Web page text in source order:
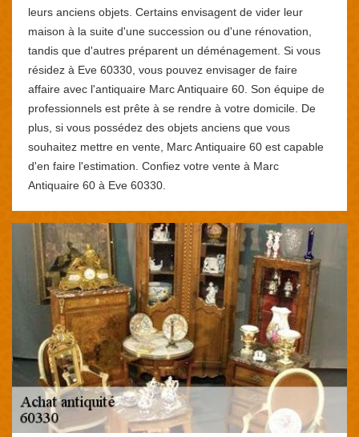
leurs anciens objets. Certains envisagent de vider leur
maison à la suite d'une succession ou d'une rénovation,
tandis que d'autres préparent un déménagement. Si vous
résidez à Eve 60330, vous pouvez envisager de faire
affaire avec l'antiquaire Marc Antiquaire 60. Son équipe de
professionnels est prête à se rendre à votre domicile. De
plus, si vous possédez des objets anciens que vous
souhaitez mettre en vente, Marc Antiquaire 60 est capable
d'en faire l'estimation. Confiez votre vente à Marc
Antiquaire 60 à Eve 60330.